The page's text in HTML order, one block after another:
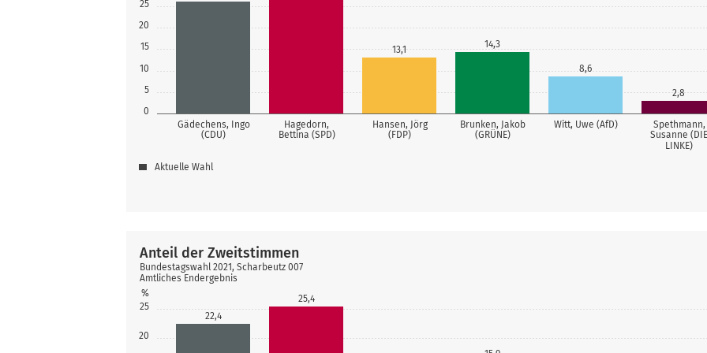
0
5
10
15
20
25
Gädechens, Ingo
(CDU)
Hagedorn,
Bettina (SPD)
Hansen, Jörg
(FDP)
Brunken, Jakob
(GRÜNE)
Witt, Uwe (AfD)
Spethmann,
Susanne (DIE
LINKE)
13,1 14,3
8,6
2,8
Aktuelle Wahl
20
25
%
22,4
25,4
Anteil der Zweitstimmen
Bundestagswahl 2021, Scharbeutz 007
Amtliches Endergebnis